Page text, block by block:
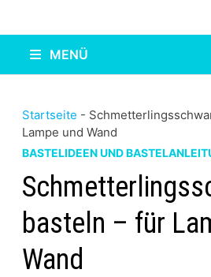
MENÜ
Startseite -
Lampe und Wand
BASTELIDEEN UND
basteln – für
Wand